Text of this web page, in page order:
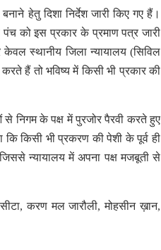
हेतु दिशा निर्देश जारी किए गए हैं।
पंच को इस प्रकार के प्रमाण पत्र जारी
केवल स्थानीय जिला न्यायालय (सिविल
हैं तो भविष्य में किसी भी प्रकार की
से निगम के पक्ष में पुरजोर पैरवी करते हुए
किसी भी प्रकरण की पेशी के पूर्व ही
न्यायालय में अपना पक्ष मजबूती से
करण मल जारौली, मोहसीन ख़ान,